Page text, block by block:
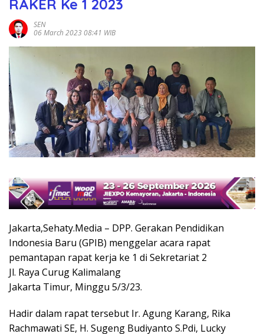
RAKER Ke 1 2023
SEN
06 March 2023 08:41 WIB
Jakarta,Sehaty.Media – DPP. Gerakan Pendidikan
Indonesia Baru (GPIB) menggelar acara rapat
pemantapan rapat kerja ke 1 di Sekretariat 2
Jl. Raya Curug Kalimalang
Jakarta Timur, Minggu 5/3/23.
Hadir dalam rapat tersebut Ir. Agung Karang, Rika
Rachmawati SE, H. Sugeng Budiyanto S.Pdi, Lucky